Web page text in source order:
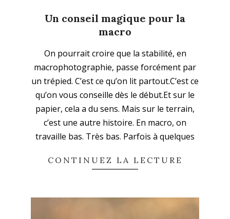
Un conseil magique pour la
macro
12
On pourrait croire que la stabilité, en
macrophotographie, passe forcément par
un trépied. C’est ce qu’on lit partout.C’est ce
qu’on vous conseille dès le début.Et sur le
papier, cela a du sens. Mais sur le terrain,
c’est une autre histoire. En macro, on
travaille bas. Très bas. Parfois à quelques
CONTINUEZ LA LECTURE